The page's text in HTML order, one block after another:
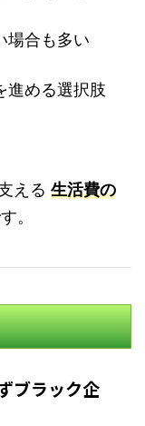
場合も多い
進める選択肢
える 生活費の
。
ブラック企